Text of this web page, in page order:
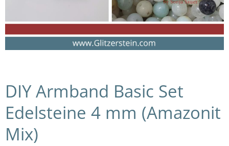
DIY Armband Basic Set
Edelsteine 4 mm (Amazonit
Mix)